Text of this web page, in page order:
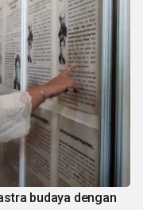
budaya dengan